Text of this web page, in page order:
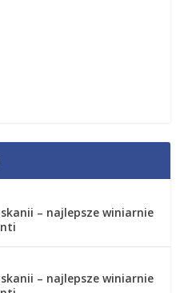
– najlepsze winiarnie
– najlepsze winiarnie